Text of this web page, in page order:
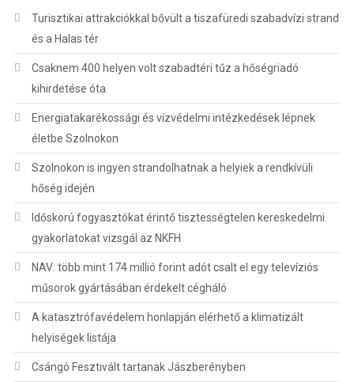
Turisztikai attrakciókkal bővült a tiszafüredi szabadvízi strand
és a Halas tér
Csaknem 400 helyen volt szabadtéri tűz a hőségriadó
kihirdetése óta
Energiatakarékossági és vízvédelmi intézkedések lépnek
életbe Szolnokon
Szolnokon is ingyen strandolhatnak a helyiek a rendkívüli
hőség idején
Időskorú fogyasztókat érintő tisztességtelen kereskedelmi
gyakorlatokat vizsgál az NKFH
NAV: több mint 174 millió forint adót csalt el egy televíziós
műsorok gyártásában érdekelt cégháló
A katasztrófavédelem honlapján elérhető a klimatizált
helyiségek listája
Csángó Fesztivált tartanak Jászberényben